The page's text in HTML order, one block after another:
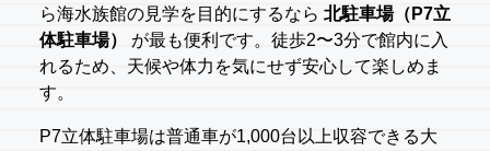
ら海水族館の見学を目的にするなら 北駐車場（P7立
体駐車場）
が最も便利です。徒歩2〜3分で館内に入
れるため、天候や体力を気にせず安心して楽しめま
す。
P7立体駐車場は普通車が1,000台以上収容できる大